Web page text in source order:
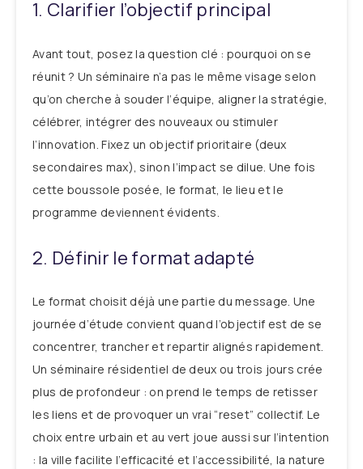
1. Clarifier l’objectif principal
Avant tout, posez la question clé : pourquoi on se
réunit ? Un séminaire n’a pas le même visage selon
qu’on cherche à souder l’équipe, aligner la stratégie,
célébrer, intégrer des nouveaux ou stimuler
l’innovation. Fixez un objectif prioritaire (deux
secondaires max), sinon l’impact se dilue. Une fois
cette boussole posée, le format, le lieu et le
programme deviennent évidents.
2. Définir le format adapté
Le format choisit déjà une partie du message. Une
journée d’étude convient quand l’objectif est de se
concentrer, trancher et repartir alignés rapidement.
Un séminaire résidentiel de deux ou trois jours crée
plus de profondeur : on prend le temps de retisser
les liens et de provoquer un vrai “reset” collectif. Le
choix entre urbain et au vert joue aussi sur l’intention
: la ville facilite l’efficacité et l’accessibilité, la nature